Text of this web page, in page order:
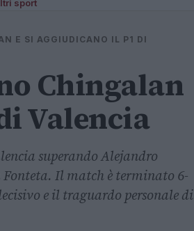
sport
E SI AGGIUDICANO IL P1 DI
Chingalan
Valencia
superando Alejandro
Il match è terminato 6-
e il traguardo personale di